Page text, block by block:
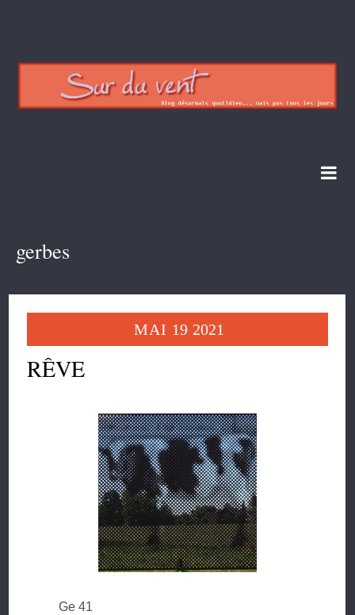
gerbes
MAI 19 2021
RÊVE
Ge 41